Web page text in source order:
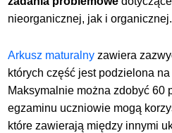
nieorganicznej, jak i organicznej.
Arkusz maturalny zawiera
których część jest podzielona
Maksymalnie można zdobyć 60
egzaminu uczniowie mogą
które zawierają między innymi